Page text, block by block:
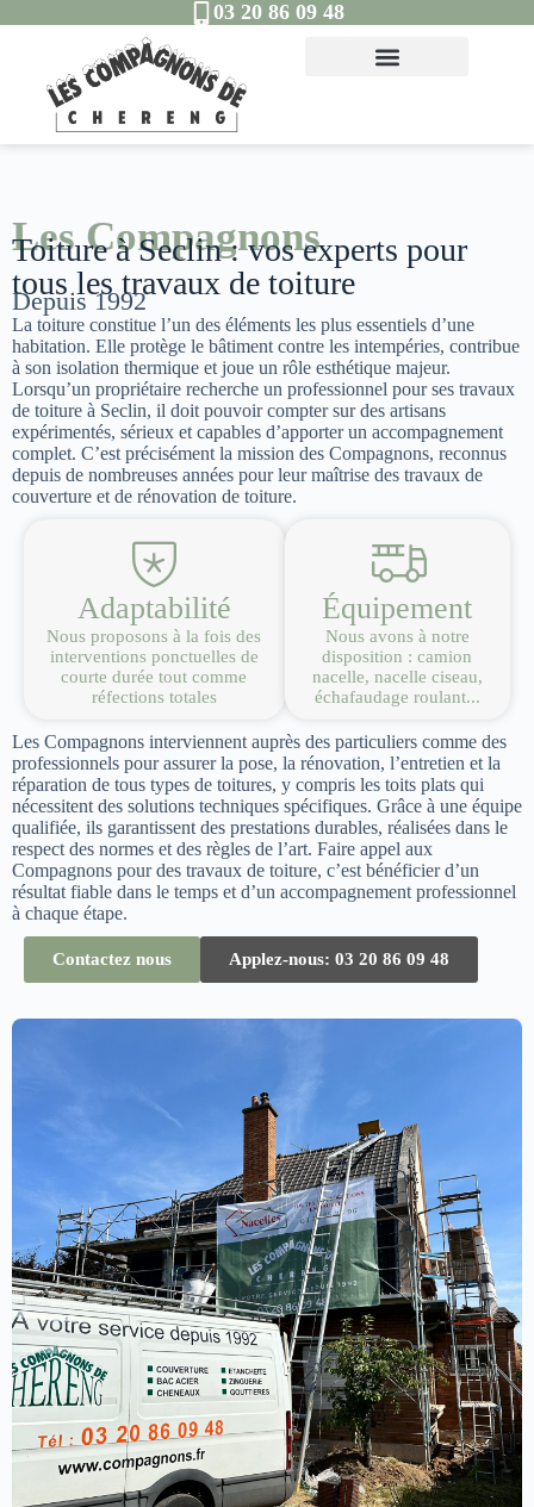
03 20 86 09 48
Les Compagnons
Toiture à Seclin : vos experts pour
tous les travaux de toiture
Depuis 1992
La toiture constitue l’un des éléments les plus essentiels d’une
habitation. Elle protège le bâtiment contre les intempéries, contribue
à son isolation thermique et joue un rôle esthétique majeur.
Lorsqu’un propriétaire recherche un professionnel pour ses travaux
de toiture à Seclin, il doit pouvoir compter sur des artisans
expérimentés, sérieux et capables d’apporter un accompagnement
complet. C’est précisément la mission des Compagnons, reconnus
depuis de nombreuses années pour leur maîtrise des travaux de
couverture et de rénovation de toiture.
Adaptabilité
Nous proposons à la fois des
interventions ponctuelles de
courte durée tout comme
réfections totales
Équipement
Nous avons à notre
disposition : camion
nacelle, nacelle ciseau,
échafaudage roulant...
Les Compagnons interviennent auprès des particuliers comme des
professionnels pour assurer la pose, la rénovation, l’entretien et la
réparation de tous types de toitures, y compris les toits plats qui
nécessitent des solutions techniques spécifiques. Grâce à une équipe
qualifiée, ils garantissent des prestations durables, réalisées dans le
respect des normes et des règles de l’art. Faire appel aux
Compagnons pour des travaux de toiture, c’est bénéficier d’un
résultat fiable dans le temps et d’un accompagnement professionnel
à chaque étape.
Contactez nous Applez-nous: 03 20 86 09 48